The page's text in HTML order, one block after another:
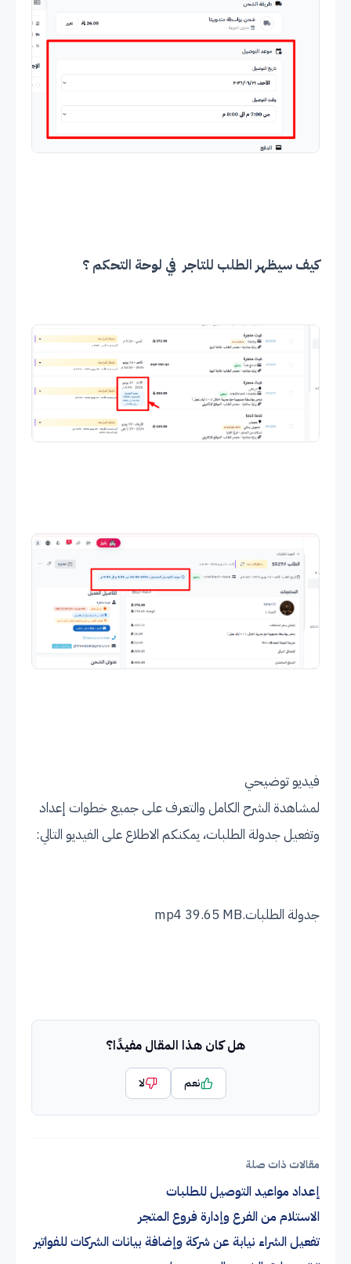
كيف سيظهر الطلب للتاجر في لوحة التحكم ؟
فيديو توضيحي
لمشاهدة الشرح الكامل والتعرف على جميع خطوات إعداد
وتفعيل جدولة الطلبات، يمكنكم الاطلاع على الفيديو التالي:
جدولة الطلبات.mp4 39.65 MB
هل كان هذا المقال مفيدًا؟
نعم لا
مقالات ذات صلة
إعداد مواعيد التوصيل للطلبات
الاستلام من الفرع وإدارة فروع المتجر
تفعيل الشراء نيابة عن شركة وإضافة بيانات الشركات للفواتير